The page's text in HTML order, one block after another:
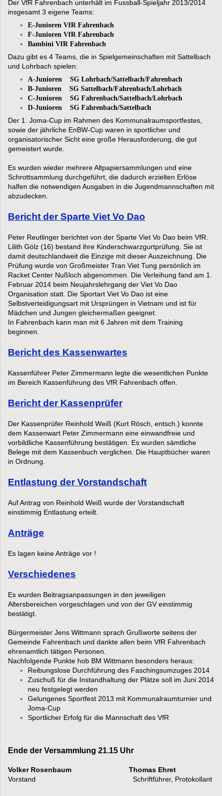
Der VfR Fahrenbach unterhält im Fussball-Spieljahr 2013/2014
insgesamt 3 eigene Teams:
E-Junioren VfR Fahrenbach
F-Junioren VfR Fahrenbach
Bambini VfR Fahrenbach
Dazu gibt es 4 Teams, die in Spielgemeinschaften mit Sattelbach
und Lohrbach spielen:
A-Junioren SG Lohrbach/Sattelbach/Fahrenbach
B-Junioren SG Sattelbach/Fahrenbach/Lohrbach
C-Junioren SG Fahrenbach/Sattelbach/Lohrbach
D-Junioren SG Fahrenbach/Sattelbach
Der 1. Joma-Cup im Rahmen des Kommunalraumsportfestes,
sowie der jährliche EnBW-Cup waren in sportlicher und
organisatorischer Sicht eine große Herausforderung, die gut
gemeistert wurde.
Es wurden wieder mehrere Altpapiersammlungen und eine
Schrottsammlung durchgeführt, die dadurch erzielten Erlöse
halfen die notwendigen Ausgaben in die Jugendmannschaften mit
abzudecken.
Bericht der Sparte Viet Vo Dao
Peter Reutlinger berichtet von der Sparte Viet Vo Dao beim VfR.
Lilith Gölz (16) bestand ihre Kinderschwarzgurtprüfung. Sie ist
damit deutschlandweit die Einzige mit dieser Auszeichnung. Die
Prüfung wurde von Großmeister Tran Viet Tung persönlich im
Racket Center Nußloch abgenommen. Die Verleihung fand am 1.
Februar 2014 beim Neujahrslehrgang der Viet Vo Dao
Organisation statt. Die Sportart Viet Vo Dao ist eine
Selbstverteidigungsart mit Ursprüngen in Vietnam und ist für
Mädchen und Jungen gleichermaßen geeignet.
In Fahrenbach kann man mit 6 Jahren mit dem Training
beginnen.
Bericht des Kassenwartes
Kassenführer Peter Zimmermann legte die wesentlichen Punkte
im Bereich Kassenführung des VfR Fahrenbach offen.
Bericht der Kassenprüfer
Der Kassenprüfer Reinhold Weiß (Kurt Rösch, entsch.) konnte
dem Kassenwart Peter Zimmermann eine einwandfreie und
vorbildliche Kassenführung bestätigen. Es wurden sämtliche
Belege mit dem Kassenbuch verglichen. Die Hauptbücher waren
in Ordnung.
Entlastung der Vorstandschaft
Auf Antrag von Reinhold Weiß wurde der Vorstandschaft
einstimmig Entlastung erteilt.
Anträge
Es lagen keine Anträge vor !
Verschiedenes
Es wurden Beitragsanpassungen in den jeweiligen
Altersbereichen vorgeschlagen und von der GV einstimmig
bestätigt.
Bürgermeister Jens Wittmann sprach Grußworte seitens der
Gemeinde Fahrenbach und dankte allen beim VfR Fahrenbach
ehrenamtlich tätigen Personen.
Nachfolgende Punkte hob BM Wittmann besonders heraus:
Reibungslose Durchführung des Faschingsumzuges 2014
Zuschuß für die Instandhaltung der Plätze soll im Juni 2014
neu festgelegt werden
Gelungenes Sportfest 2013 mit Kommunalraumturnier und
Joma-Cup
Sportlicher Erfolg für die Mannschaft des VfR
Ende der Versammlung 21.15 Uhr
Volker Rosenbaum
Thomas Ehret
Vorstand Schriftführer, Protokollant